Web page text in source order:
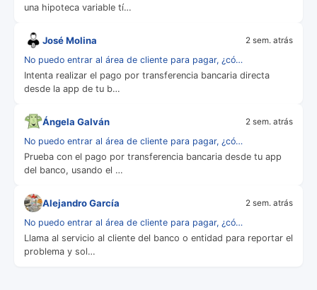
una hipoteca variable tí…
José Molina 2 sem. atrás
No puedo entrar al área de cliente para pagar, ¿có…
Intenta realizar el pago por transferencia bancaria directa
desde la app de tu b…
Ángela Galván 2 sem. atrás
No puedo entrar al área de cliente para pagar, ¿có…
Prueba con el pago por transferencia bancaria desde tu app
del banco, usando el …
Alejandro García 2 sem. atrás
No puedo entrar al área de cliente para pagar, ¿có…
Llama al servicio al cliente del banco o entidad para reportar el
problema y sol…